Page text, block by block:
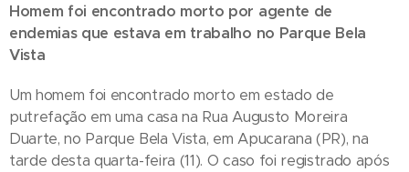
Homem foi encontrado morto por agente de
endemias que estava em trabalho no Parque Bela
Vista
Um homem foi encontrado morto em estado de
putrefação em uma casa na Rua Augusto Moreira
Duarte, no Parque Bela Vista, em Apucarana (PR), na
tarde desta quarta-feira (11). O caso foi registrado após